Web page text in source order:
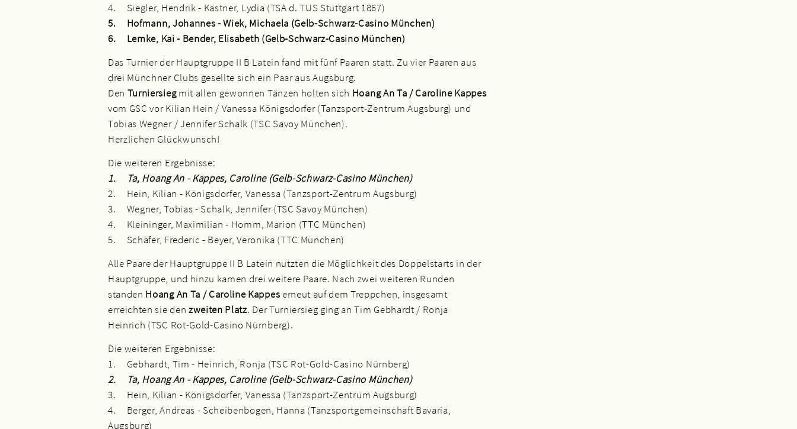
4. Siegler, Hendrik - Kastner, Lydia (TSA d. TUS Stuttgart 1867)
5. Hofmann, Johannes - Wiek, Michaela (Gelb-Schwarz-Casino München)
6. Lemke, Kai - Bender, Elisabeth (Gelb-Schwarz-Casino München)
Das Turnier der Hauptgruppe II B Latein fand mit fünf Paaren statt. Zu vier Paaren aus
drei Münchner Clubs gesellte sich ein Paar aus Augsburg.
Den Turniersiegmit allen gewonnen Tänzen holten sich Hoang An Ta / Caroline Kappes
vom GSC vor Kilian Hein / Vanessa Königsdorfer (Tanzsport-Zentrum Augsburg) und
Tobias Wegner / Jennifer Schalk (TSC Savoy München).
Herzlichen Glückwunsch!
Die weiteren Ergebnisse:
1. Ta, Hoang An - Kappes, Caroline (Gelb-Schwarz-Casino München)
2. Hein, Kilian - Königsdorfer, Vanessa (Tanzsport-Zentrum Augsburg)
3. Wegner, Tobias - Schalk, Jennifer (TSC Savoy München)
4. Kleininger, Maximilian - Homm, Marion (TTC München)
5. Schäfer, Frederic - Beyer, Veronika (TTC München)
Alle Paare der Hauptgruppe II B Latein nutzten die Möglichkeit des Doppelstarts in der
Hauptgruppe, und hinzu kamen drei weitere Paare. Nach zwei weiteren Runden
standen Hoang An Ta / Caroline Kappes erneut auf dem Treppchen, insgesamt
erreichten sie den zweiten Platz. Der Turniersieg ging an Tim Gebhardt / Ronja
Heinrich (TSC Rot-Gold-Casino Nürnberg).
Die weiteren Ergebnisse:
1. Gebhardt, Tim - Heinrich, Ronja (TSC Rot-Gold-Casino Nürnberg)
2. Ta, Hoang An - Kappes, Caroline (Gelb-Schwarz-Casino München)
3. Hein, Kilian - Königsdorfer, Vanessa (Tanzsport-Zentrum Augsburg)
4. Berger, Andreas - Scheibenbogen, Hanna (Tanzsportgemeinschaft Bavaria,
Augsburg)